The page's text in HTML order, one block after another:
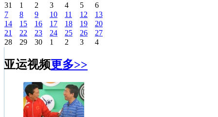
31
1 2 3 4 5
6
7
8 9 10 11 12
13
14
15 16 17 18 19
20
21
22 23 24 25 26
27
28
29 30 1 2 3 4
亚运视频更多>>